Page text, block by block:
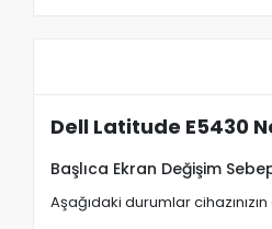
Dell Latitude E5430
Başlıca Ekran Değişim
Aşağıdaki durumlar